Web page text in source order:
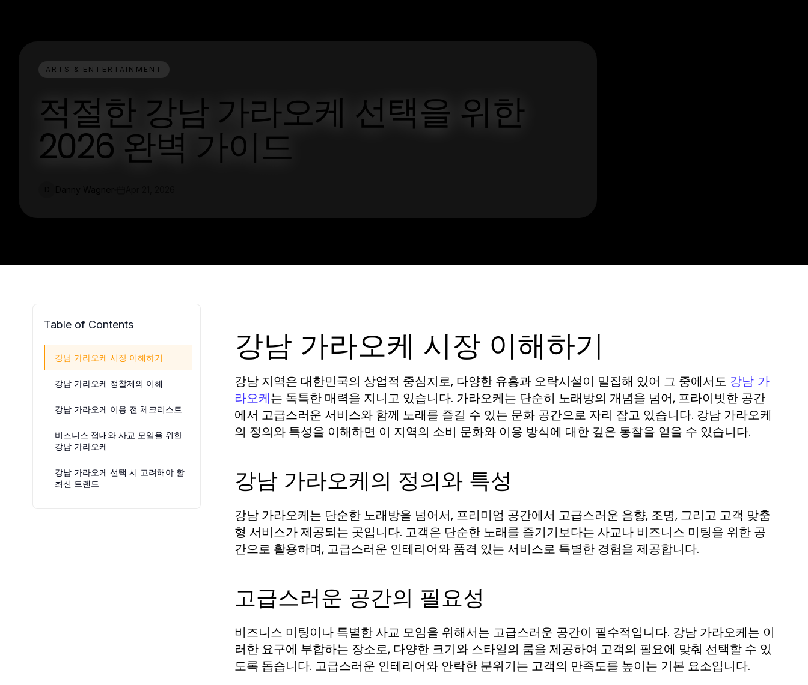
ARTS & ENTERTAINMENT
적절한 강남 가라오케 선택을 위한
2026 완벽 가이드
Table of Contents
강남 가라오케 시장 이해하기
강남 가라오케 정찰제의 이해
강남 가라오케 이용 전 체크리스트
비즈니스 접대와 사교 모임을 위한
강남 가라오케
강남 가라오케 선택 시 고려해야 할
최신 트렌드
강남 가라오케 시장 이해하기
강남 지역은 대한민국의 상업적 중심지로, 다양한 유흥과 오락시설이 밀집해 있어 그 중에서도 강남 가
라오케는 독특한 매력을 지니고 있습니다. 가라오케는 단순히 노래방의 개념을 넘어, 프라이빗한 공간
에서 고급스러운 서비스와 함께 노래를 즐길 수 있는 문화 공간으로 자리 잡고 있습니다. 강남 가라오케
의 정의와 특성을 이해하면 이 지역의 소비 문화와 이용 방식에 대한 깊은 통찰을 얻을 수 있습니다.
강남 가라오케의 정의와 특성
강남 가라오케는 단순한 노래방을 넘어서, 프리미엄 공간에서 고급스러운 음향, 조명, 그리고 고객 맞춤
형 서비스가 제공되는 곳입니다. 고객은 단순한 노래를 즐기기보다는 사교나 비즈니스 미팅을 위한 공
간으로 활용하며, 고급스러운 인테리어와 품격 있는 서비스로 특별한 경험을 제공합니다.
고급스러운 공간의 필요성
비즈니스 미팅이나 특별한 사교 모임을 위해서는 고급스러운 공간이 필수적입니다. 강남 가라오케는 이
러한 요구에 부합하는 장소로, 다양한 크기와 스타일의 룸을 제공하여 고객의 필요에 맞춰 선택할 수 있
도록 돕습니다. 고급스러운 인테리어와 안락한 분위기는 고객의 만족도를 높이는 기본 요소입니다.